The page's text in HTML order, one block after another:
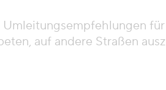
auf andere Straßen